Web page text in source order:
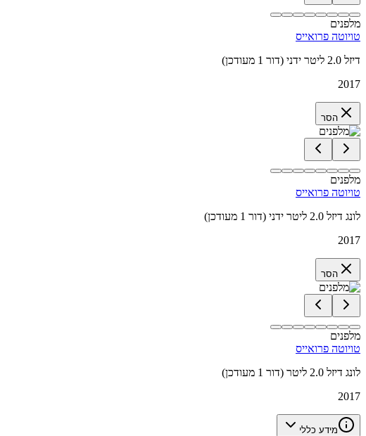
מלפנים
טויוטה פרואייס
דיזל 2.0 ליטר ידני (דור 1 מעודכן)
2017
הסר
מלפנים
טויוטה פרואייס
לונג דיזל 2.0 ליטר ידני (דור 1 מעודכן)
2017
הסר
מלפנים
טויוטה פרואייס
לונג דיזל 2.0 ליטר (דור 1 מעודכן)
2017
מידע כללי